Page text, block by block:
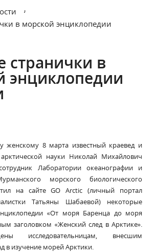
в морской энциклопедии
странички в
энциклопедии
женскому 8 марта известный краевед и
науки Николай Михайлович
Лаборатории океанографии и
морского биологического
на сайте GO Arctic (личный портал
Татьяны Шабаевой) некоторые
«От моря Баренца до моря
заголовком «Женский след в Арктике».
исследовательницам, внесшим
в изучение морей Арктики.